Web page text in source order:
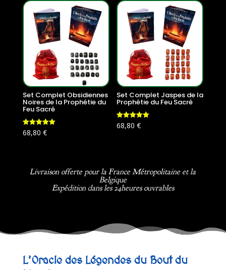
était :
179,60 €.
est :
149,90 €.
Set Complet Obsidiennes
Noires de la Prophétie du
Feu Sacré
Note
5.00
68,80 €
Set Complet Jaspes de la
Prophétie du Feu Sacré
Note
5.00
68,80€
Livraison offerte pour la France Métropolitaine et la
Belgique
Expédition dans les 24heures ouvrables
L’Oracle des Légendes du Bout du